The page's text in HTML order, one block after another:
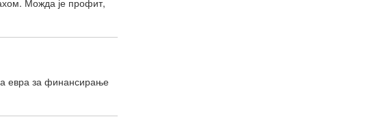
Можда је профит,
евра за финансирање